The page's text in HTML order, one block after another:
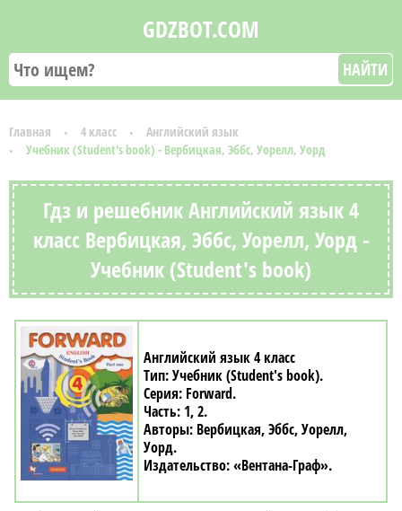
GDZBOT.COM
НАЙТИ
Главная 4 класс
Английский язык
Учебник (Student's book) - Вербицкая, Эббс, Уорелл, Уорд
Гдз и решебник Английский язык 4
класс Вербицкая, Эббс, Уорелл, Уорд -
Учебник (Student's book)
Английский язык 4 класс
Учебник (Student's book)
Forward
1, 2
Вербицкая, Эббс, Уорелл,
Уорд
«Вентана-Граф»